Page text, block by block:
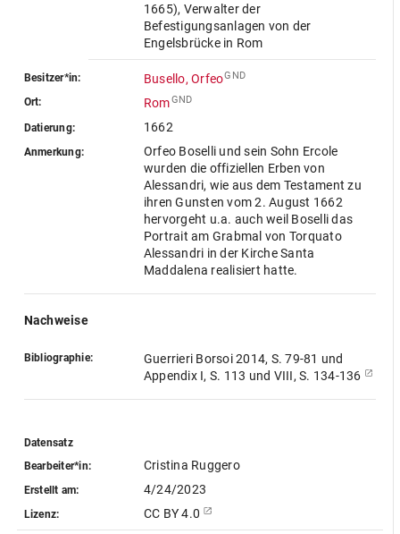
1665), Verwalter der
Befestigungsanlagen von der
Engelsbrücke in Rom
Besitzer*in: Busello, OrfeoGND
Ort: RomGND
Datierung: 1662
Anmerkung:
Orfeo Boselli und sein Sohn Ercole
wurden die offiziellen Erben von
Alessandri, wie aus dem Testament zu
ihren Gunsten vom 2. August 1662
hervorgeht u.a. auch weil Boselli das
Portrait am Grabmal von Torquato
Alessandri in der Kirche Santa
Maddalena realisiert hatte.
Nachweise
Bibliographie:
Guerrieri Borsoi 2014, S. 79-81 und
Appendix I, S. 113 und VIII, S. 134-136
Datensatz
Bearbeiter*in:
Cristina Ruggero
Erstellt am: 4/24/2023
Lizenz: CC BY 4.0